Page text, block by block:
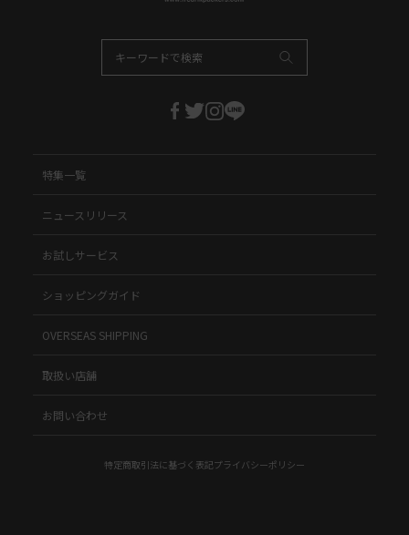
特集一覧
ニュースリリース
お試しサービス
ショッピングガイド
OVERSEAS SHIPPING
取扱い店舗
お問い合わせ
特定商取引法に基づく表記プライバシーポリシー